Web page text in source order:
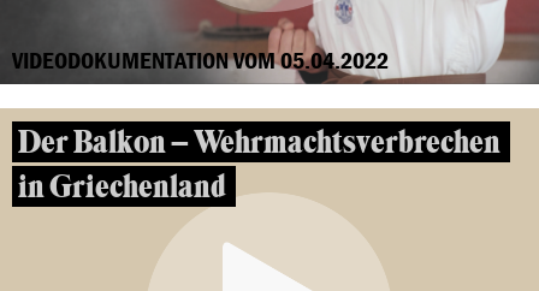
VIDEODOKUMENTATION VOM 05.04.2022
Der Balkon – Wehrmachtsverbrechen
in Griechenland